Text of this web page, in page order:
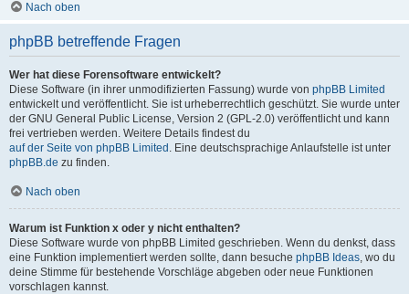
Nach oben
phpBB betreffende Fragen
Wer hat diese Forensoftware entwickelt?
Diese Software (in ihrer unmodifizierten Fassung) wurde von phpBB Limited
entwickelt und veröffentlicht. Sie ist urheberrechtlich geschützt. Sie wurde unter
der GNU General Public License, Version 2 (GPL-2.0) veröffentlicht und kann
frei vertrieben werden. Weitere Details findest du
auf der Seite von phpBB Limited . Eine deutschsprachige Anlaufstelle ist unter
phpBB.de zu finden.
Nach oben
Warum ist Funktion x oder y nicht enthalten?
Diese Software wurde von phpBB Limited geschrieben. Wenn du denkst, dass
eine Funktion implementiert werden sollte, dann besuche phpBB Ideas, wo du
deine Stimme für bestehende Vorschläge abgeben oder neue Funktionen
vorschlagen kannst.